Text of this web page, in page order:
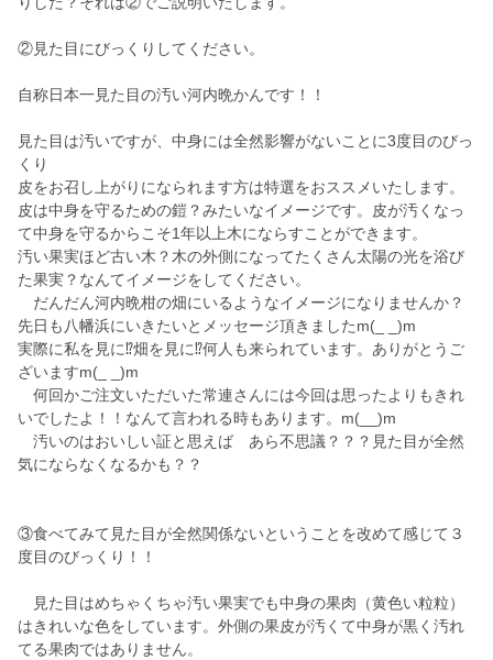
②見た目にびっくりしてください。
自称日本一見た目の汚い河内晩かんです！！
見た目は汚いですが、中身には全然影響がないことに3度目のびっ
くり
皮をお召し上がりになられます方は特選をおススメいたします。
皮は中身を守るための鎧？みたいなイメージです。皮が汚くなっ
て中身を守るからこそ1年以上木にならすことができます。
汚い果実ほど古い木？木の外側になってたくさん太陽の光を浴び
た果実？なんてイメージをしてください。
だんだん河内晩柑の畑にいるようなイメージになりませんか？
先日も八幡浜にいきたいとメッセージ頂きましたm(_ _)m
実際に私を見に⁉️畑を見に⁉️何人も来られています。ありがとうご
ざいますm(_ _)m
何回かご注文いただいた常連さんには今回は思ったよりもきれ
いでしたよ！！なんて言われる時もあります。m(__)m
汚いのはおいしい証と思えば あら不思議？？？見た目が全然
気にならなくなるかも？？
③食べてみて見た目が全然関係ないということを改めて感じて３
度目のびっくり！！
見た目はめちゃくちゃ汚い果実でも中身の果肉（黄色い粒粒）
はきれいな色をしています。外側の果皮が汚くて中身が黒く汚れ
てる果肉ではありません。